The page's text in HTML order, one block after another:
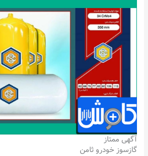
آگهی ممتاز
گازسوز خودرو ثامن